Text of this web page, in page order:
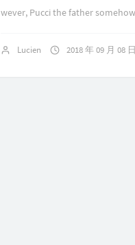
wever, Pucci the father
Lucien 2018 年 09 月 08 日